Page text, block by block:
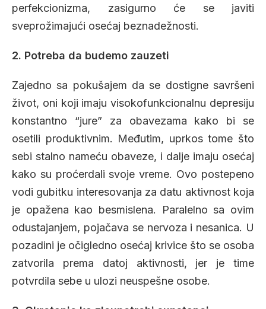
perfekcionizma, zasigurno će se javiti
sveprožimajući osećaj beznadežnosti.
2. Potreba da budemo zauzeti
Zajedno sa pokušajem da se dostigne savršeni
život, oni koji imaju visokofunkcionalnu depresiju
konstantno “jure” za obavezama kako bi se
osetili produktivnim. Međutim, uprkos tome što
sebi stalno nameću obaveze, i dalje imaju osećaj
kako su proćerdali svoje vreme. Ovo postepeno
vodi gubitku interesovanja za datu aktivnost koja
je opažena kao besmislena. Paralelno sa ovim
odustajanjem, pojačava se nervoza i nesanica. U
pozadini je očigledno osećaj krivice što se osoba
zatvorila prema datoj aktivnosti, jer je time
potvrdila sebe u ulozi neuspešne osobe.